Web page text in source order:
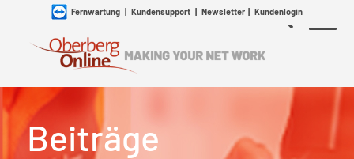
Fernwartung| Kundensupport| Newsletter| Kundenlogin
Beiträge